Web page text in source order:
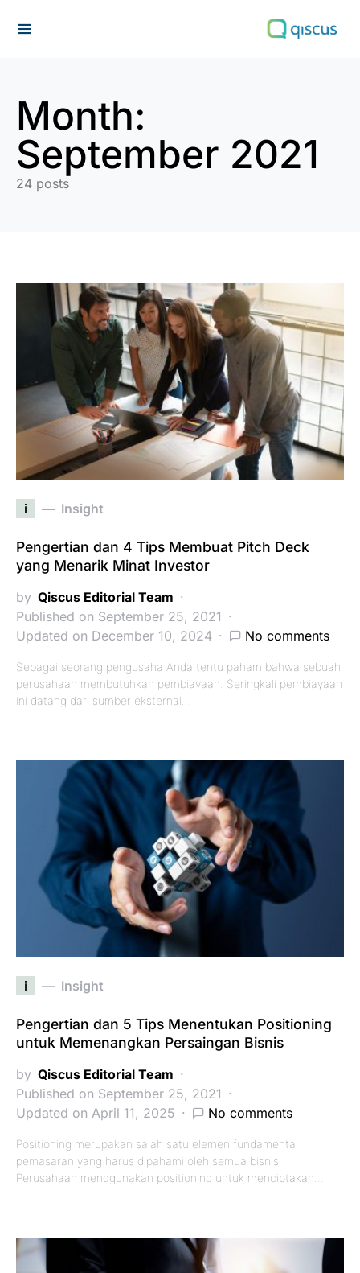
Month:
September 2021
24 posts
i Insight
Pengertian dan 4 Tips Membuat Pitch Deck
yang Menarik Minat Investor
by Qiscus Editorial Team
Published on September 25, 2021
Updated on December 10, 2024
No comments
Sebagai seorang pengusaha Anda tentu paham bahwa sebuah
perusahaan membutuhkan pembiayaan. Seringkali pembiayaan
ini datang dari sumber eksternal…
i Insight
Pengertian dan 5 Tips Menentukan Positioning
untuk Memenangkan Persaingan Bisnis
by Qiscus Editorial Team
Published on September 25, 2021
Updated on April 11, 2025
No comments
Positioning merupakan salah satu elemen fundamental
pemasaran yang harus dipahami oleh semua bisnis.
Perusahaan menggunakan positioning untuk menciptakan…